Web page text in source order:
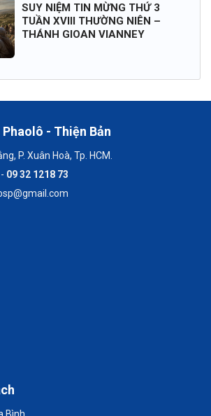
SUY NIỆM TIN MỪNG THỨ 3
TUẦN XVIII THƯỜNG NIÊN –
THÁNH GIOAN VIANNEY
- Thiện Bản
P. Xuân Hoà, Tp. HCM.
09 32 1218 73
Bình